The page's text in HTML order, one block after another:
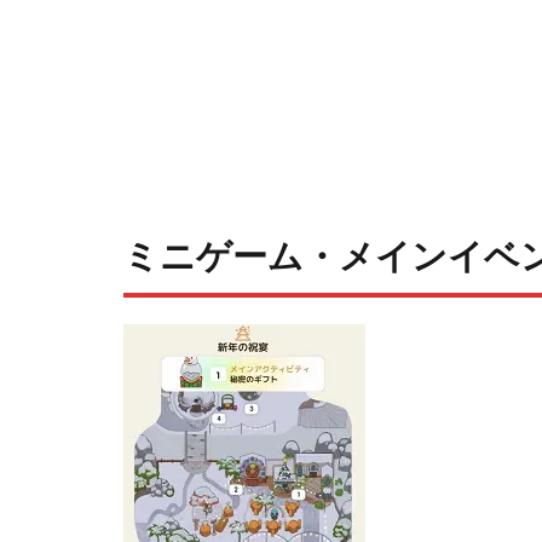
ミニゲーム・メインイベ